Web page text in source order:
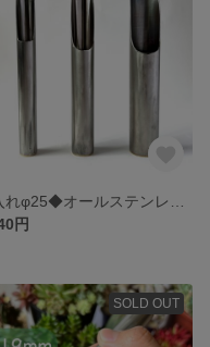
円
SOLD OUT